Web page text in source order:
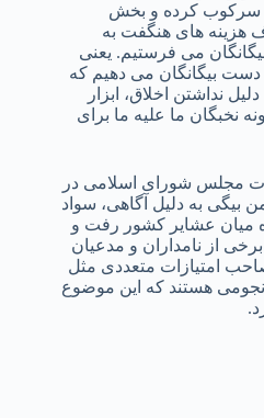
سرکوب کرده و بخش
هزینه های هنگفت به
می فرستیم. یعنی
دست بیگانگان می دهیم که
نداشتن اخلاق، ابزار
نخبگان ما علیه ما برای
مجلس شورای اسلامی در
بیگی به دلیل آگاهی، سواد
میان عشایر کشور رفت و
از نامداران و مدعیان
امتیازات متعددی مثل
هستند که این موضوع